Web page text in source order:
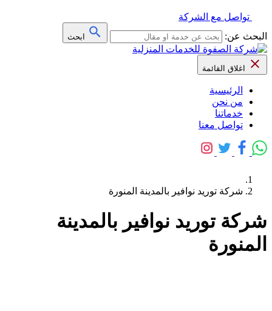
تواصل مع الشركة
البحث عن:
ابحث
اغلاق القائمة
الرئيسية
من نحن
خدماتنا
تواصل معنا
شركة توريد نوافير بالمدينة المنورة
شركة توريد نوافير بالمدينة
المنورة